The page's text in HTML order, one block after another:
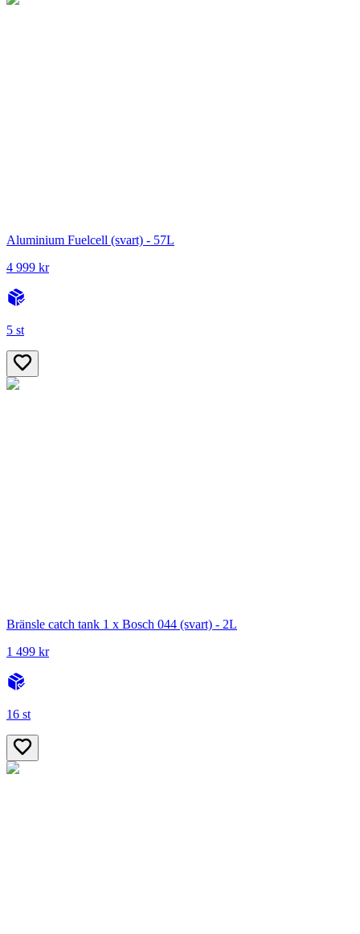
Aluminium Fuelcell (svart) - 57L
4 999 kr
5 st
Bränsle catch tank 1 x Bosch 044 (svart) - 2L
1 499 kr
16 st